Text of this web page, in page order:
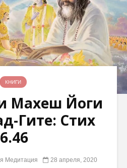
КНИГИ
Махеш Йоги
Гите: Стих
6.46
Медитация
28 апреля, 2020